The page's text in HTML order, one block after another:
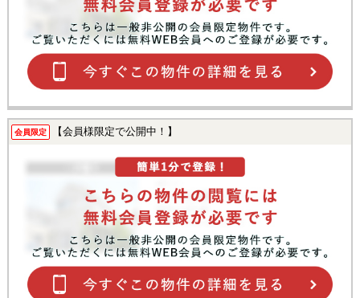
会員限定 【会員様限定で公開中！】